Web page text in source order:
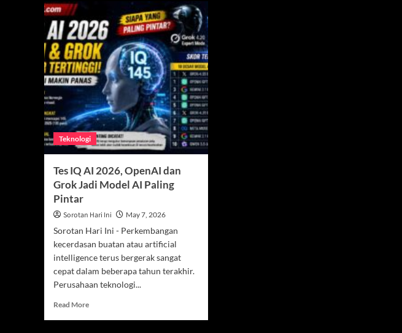
Teknologi
Tes IQ AI 2026, OpenAI dan
Grok Jadi Model AI Paling
Pintar
Sorotan Hari Ini May 7, 2026
Sorotan Hari Ini - Perkembangan
kecerdasan buatan atau artificial
intelligence terus bergerak sangat
cepat dalam beberapa tahun terakhir.
Perusahaan teknologi...
Read MoreRead